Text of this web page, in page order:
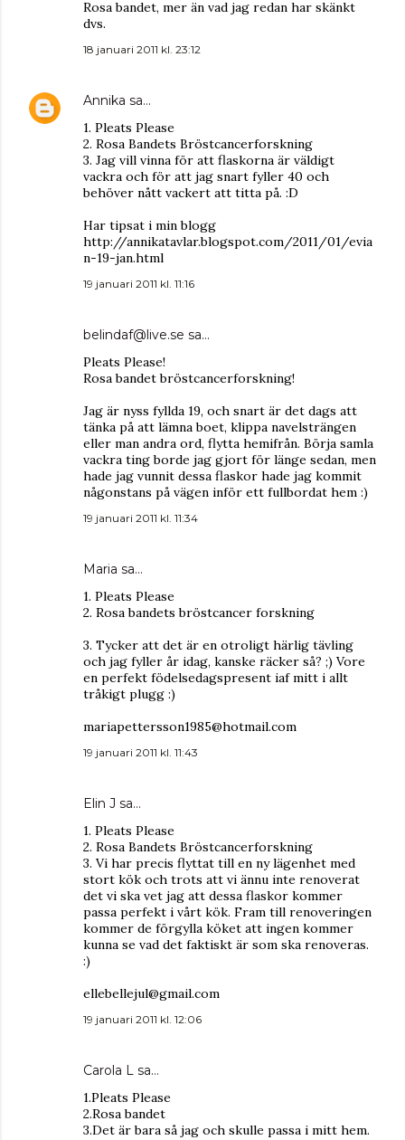
Rosa bandet, mer än vad jag redan har skänkt
dvs.
18 januari 2011 kl. 23:12
Annika sa…
1. Pleats Please
2. Rosa Bandets Bröstcancerforskning
3. Jag vill vinna för att flaskorna är väldigt
vackra och för att jag snart fyller 40 och
behöver nått vackert att titta på. :D
Har tipsat i min blogg
http://annikatavlar.blogspot.com/2011/01/evia
n-19-jan.html
19 januari 2011 kl. 11:16
belindaf@live.se sa…
Pleats Please!
Rosa bandet bröstcancerforskning!
Jag är nyss fyllda 19, och snart är det dags att
tänka på att lämna boet, klippa navelsträngen
eller man andra ord, flytta hemifrån. Börja samla
vackra ting borde jag gjort för länge sedan, men
hade jag vunnit dessa flaskor hade jag kommit
någonstans på vägen inför ett fullbordat hem :)
19 januari 2011 kl. 11:34
Maria sa…
1. Pleats Please
2. Rosa bandets bröstcancer forskning
3. Tycker att det är en otroligt härlig tävling
och jag fyller år idag, kanske räcker så? ;) Vore
en perfekt födelsedagspresent iaf mitt i allt
tråkigt plugg :)
mariapettersson1985@hotmail.com
19 januari 2011 kl. 11:43
Elin J sa…
1. Pleats Please
2. Rosa Bandets Bröstcancerforskning
3. Vi har precis flyttat till en ny lägenhet med
stort kök och trots att vi ännu inte renoverat
det vi ska vet jag att dessa flaskor kommer
passa perfekt i vårt kök. Fram till renoveringen
kommer de förgylla köket att ingen kommer
kunna se vad det faktiskt är som ska renoveras.
:)
ellebellejul@gmail.com
19 januari 2011 kl. 12:06
Carola L sa…
1.Pleats Please
2.Rosa bandet
3.Det är bara så jag och skulle passa i mitt hem.